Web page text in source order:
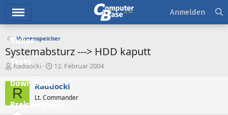
Ticker
Tests
Downloads
Preisvergleich
Anmelden
Massenspeicher
Systemabsturz ---> HDD kaputt
E
s
t
e
Raddocki
E
s
e
12. Februar 2004
R Raddocki
Lt. Commander